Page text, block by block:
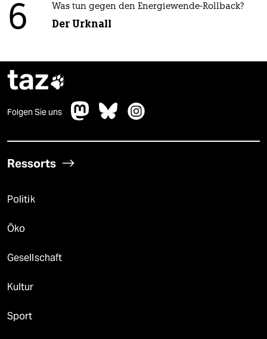
6 Was tun gegen den Energiewende-Rollback?
Der Urknall
taz
Folgen Sie uns
Ressorts
Politik
Öko
Gesellschaft
Kultur
Sport